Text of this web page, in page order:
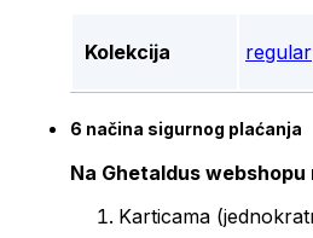
Kolekcija regular
6 načina sigurnog plaćanja
Na Ghetaldus
Karticama